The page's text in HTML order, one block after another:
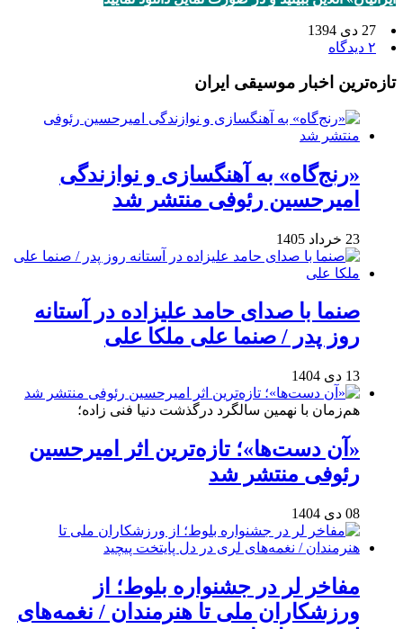
27 دی 1394
۲ دیدگاه
تازه‌ترین اخبار موسیقی ایران
«رنج‌گاه» به آهنگسازی و نوازندگی
امیرحسین رئوفی منتشر شد
23 خرداد 1405
صنما با صدای حامد علیزاده در آستانه
روز پدر / صنما علی ملکا علی
13 دی 1404
هم‌زمان با نهمین سالگرد درگذشت دنیا فنی زاده؛
«آن دست‌ها»؛ تازه‌ترین اثر امیرحسین
رئوفی منتشر شد
08 دی 1404
مفاخر لر در جشنواره بلوط؛ از
ورزشکاران ملی تا هنرمندان / نغمه‌های